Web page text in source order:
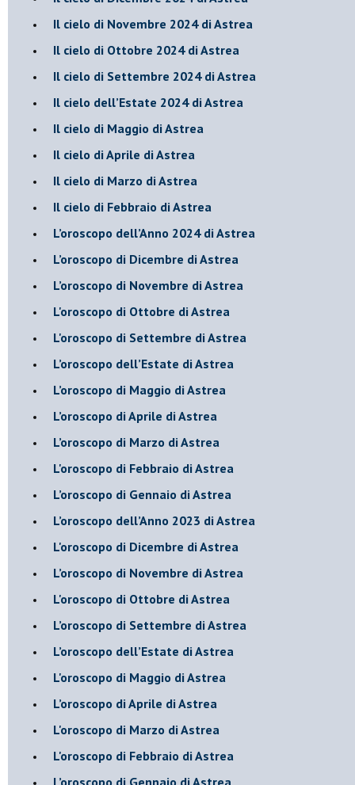
Il cielo di Novembre 2024 di Astrea
​Il cielo di Ottobre 2024 di Astrea
​Il cielo di Settembre 2024 di Astrea
Il cielo dell’Estate 2024 di Astrea
Il cielo di Maggio di Astrea
Il cielo di Aprile di Astrea
​Il cielo di Marzo di Astrea
​Il cielo di Febbraio di Astrea
​L’oroscopo dell’Anno 2024 di Astrea
​L’oroscopo di Dicembre di Astrea
​L’oroscopo di Novembre di Astrea
L'oroscopo di Ottobre di Astrea
L'oroscopo di Settembre di Astrea
L’oroscopo dell’Estate di Astrea
​L’oroscopo di Maggio di Astrea
​L’oroscopo di Aprile di Astrea
L’oroscopo di Marzo di Astrea
L'oroscopo di Febbraio di Astrea
​L’oroscopo di Gennaio di Astrea
​L’oroscopo dell’Anno 2023 di Astrea
L'oroscopo di Dicembre di Astrea
L’oroscopo di Novembre di Astrea
L'oroscopo di Ottobre di Astrea
​L’oroscopo di Settembre di Astrea
​L’oroscopo dell’Estate di Astrea
L'oroscopo di Maggio di Astrea
​L’oroscopo di Aprile di Astrea
L'oroscopo di Marzo di Astrea
L'oroscopo di Febbraio di Astrea
​L’oroscopo di Gennaio di Astrea